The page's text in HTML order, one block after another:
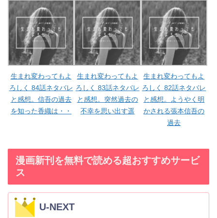
生まれ変わってもよ
ろしく 84話ネタバレ
と感想。信吾の過去
を知った香織は・・
生まれ変わってもよ
ろしく 83話ネタバレ
と感想。突然過去の
不幸を思い出す遥
生まれ変わってもよ
ろしく 82話ネタバレ
と感想。ようやく明
かされる張本信吾の
過去
漫画新刊を無料で読める超おすすめサービ
ス
U-NEXT